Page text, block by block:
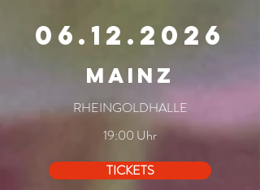
06.12.2026
MAINZ
RHEINGOLDHALLE
19:00 Uhr
TICKETS